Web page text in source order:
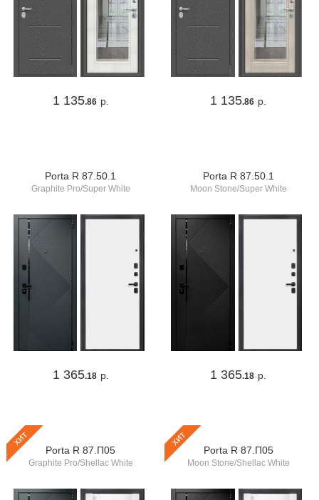
1 135.86 р. 1 135.86 р.
Porta R 87.50.1
Graphite Pro/Super White
1 365.18 р.
Porta R 87.50.1
Moon Stone/Super White
1 365.18 р.
хит
Porta R 87.П05
Graphite Pro/Shellac White
хит
Porta R 87.П05
Moon Stone/Shellac White